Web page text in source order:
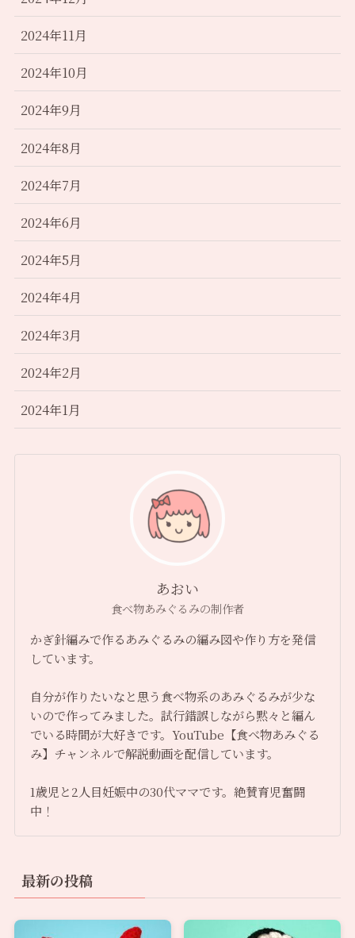
2024年11月
2024年10月
2024年9月
2024年8月
2024年7月
2024年6月
2024年5月
2024年4月
2024年3月
2024年2月
2024年1月
あおい
食べ物あみぐるみの制作者
かぎ針編みで作るあみぐるみの編み図や作り方を発信
しています。
自分が作りたいなと思う食べ物系のあみぐるみが少な
いので作ってみました。試行錯誤しながら黙々と編ん
でいる時間が大好きです。YouTube【食べ物あみぐる
み】チャンネルで解説動画を配信しています。
1歳児と2人目妊娠中の30代ママです。絶賛育児奮闘
中！
最新の投稿